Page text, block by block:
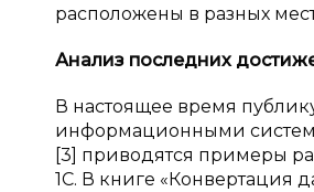
расположены в разных
Анализ последних
В настоящее время
информационными
[3] приводятся примеры
1С. В книге «Конвертация